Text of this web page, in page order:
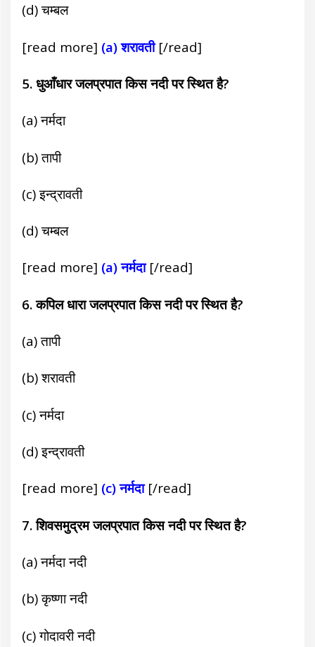
(d) चम्बल
[read more] (a) शरावती[/read]
5. धुआँधार जलप्रपात किस नदी पर स्थित है?
(a) नर्मदा
(b) तापी
(c) इन्द्रावती
(d) चम्बल
[read more] (a) नर्मदा[/read]
6. कपिल धारा जलप्रपात किस नदी पर स्थित है?
(a) तापी
(b) शरावती
(c) नर्मदा
(d) इन्द्रावती
[read more] (c) नर्मदा [/read]
7. शिवसमुद्रम जलप्रपात किस नदी पर स्थित है?
(a) नर्मदा नदी
(b) कृष्णा नदी
(c) गोदावरी नदी